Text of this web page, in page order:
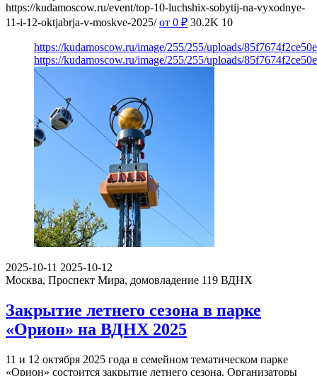
https://kudamoscow.ru/event/top-10-luchshix-sobytij-na-vyxodnye-
11-i-12-oktjabrja-v-moskve-2025/ от 0 ₽ 30.2K 10
https://kudamoscow.ru/image/255/255/uploads/
https://kudamoscow.ru/image/255/255/uploads/
2025-10-11 2025-10-12
Москва, Проспект Мира, домовладение 119 ВДНХ
Закрытие летнего сезона в парке
«Орион» на ВДНХ 2025
11 и 12 октября 2025 года в семейном тематическом парке
«Орион» состоится закрытие летнего сезона. Организаторы